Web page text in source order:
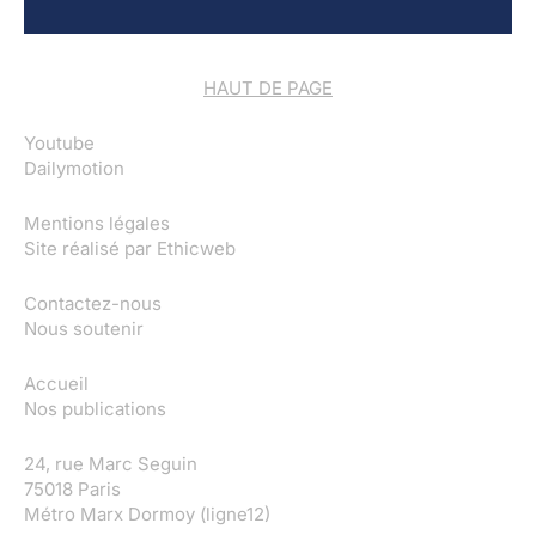
HAUT DE PAGE
Youtube
Dailymotion
Mentions légales
Site réalisé par Ethicweb
Contactez-nous
Nous soutenir
Accueil
Nos publications
24, rue Marc Seguin
75018 Paris
Métro Marx Dormoy (ligne12)